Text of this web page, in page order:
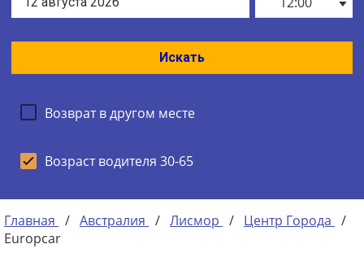
Искать
Возврат в другом месте
Возраст водителя 30-65
Главная / Австралия / Лисмор / Центр Города /
Europcar